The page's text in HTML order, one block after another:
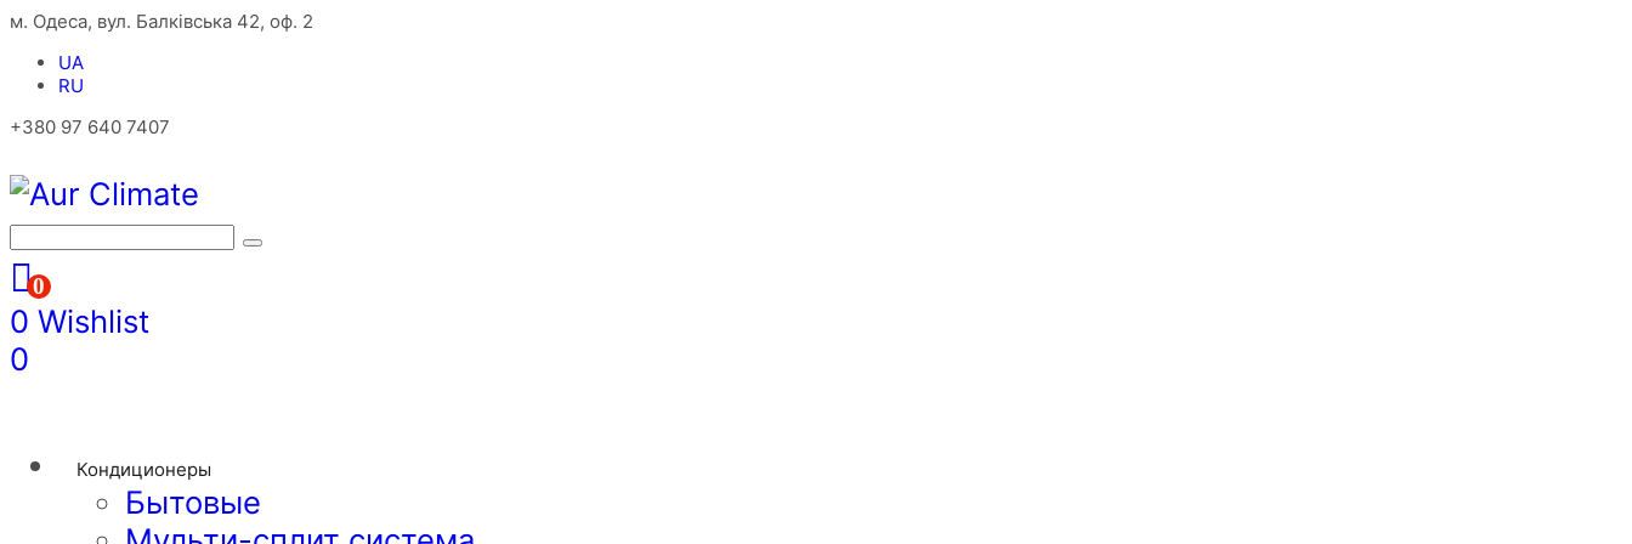
м. Одеса, вул. Балківська 42, оф. 2
UA
RU
+380 97 640 7407
0
0 Wishlist
0
Кондиционеры
Бытовые